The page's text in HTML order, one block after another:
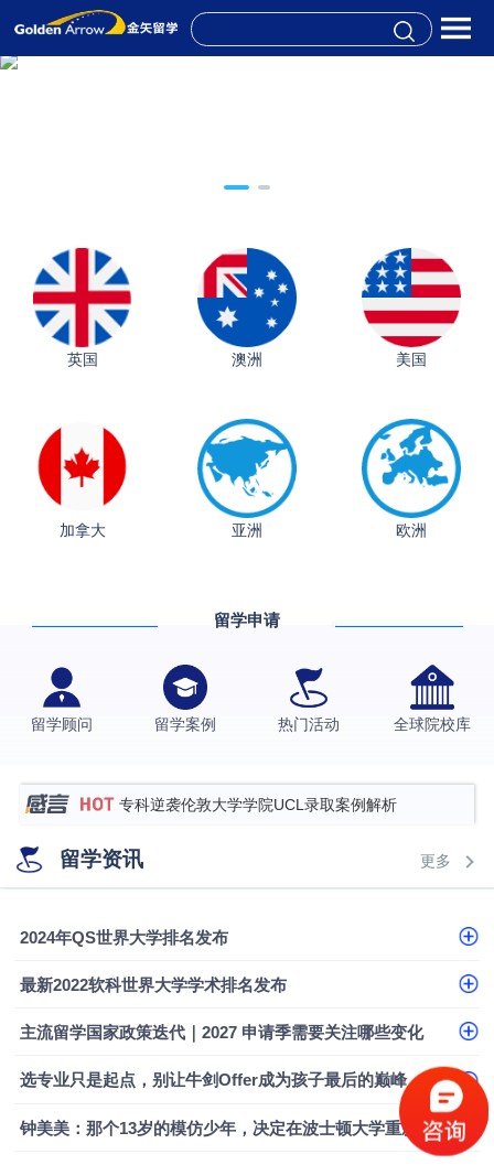
英国 澳洲 美国
加拿大 亚洲 欧洲
留学申请
留学顾问 留学案例 热门活动 全球院校库
从上海财大2+2到谢菲尔德：低均分逆袭QS百强金
​恭喜Z同学荣获剑桥大学录取
西南财经大学投资学背景，成功斩获英国名校多份
上海财经大学经济学背景成功斩获爱丁堡大学经济学
专科逆袭伦敦大学学院UCL录取案例解析
香港浸会大学伦理与公共事务硕士录取
从上海财大2+2到谢菲尔德：低均分逆袭QS百强金
留学资讯 更多
2024年QS世界大学排名发布
最新2022软科世界大学学术排名发布
主流留学国家政策迭代｜2027 申请季需要关注哪些变化
选专业只是起点，别让牛剑Offer成为孩子最后的巅峰
钟美美：那个13岁的模仿少年，决定在波士顿大学重新定义自己